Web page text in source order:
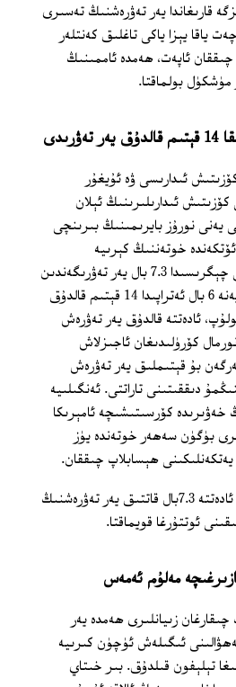
قارىغاندا يەر تەۋرەشنىڭ تەسىرى
ياقا يېزا ياكى تاغلىق كەنتلەر
ئاپەت، ھەمدە ئاممىنىڭ
بولماقتا.
ئىدارىسى ۋە ئۇيغۇر
ئىدارىلىرىنىڭ ئېلان
3 - ئاينىڭ 21 - كۈنى يەنى نورۇز بايرىمىنىڭ بىرىنچى
33 مىنۇت ئۆتكەندە خوتەننىڭ كېرىيە
ناھىيىسى بىلەن چىرا ناھىيىسى چېگرىسىدا 7.3 بال يەر تەۋرىگەندىن
كېيىن سائەت سەككىزگە قەدەر يەنە 6 بال ئەتراپىدا 14 قېتىم قالدۇق
ئادەتتە قالدۇق يەر تەۋرەش
كۆرۈلىدىغان ئاجىزلاش
بۇ قېتىملىق يەر تەۋرەش
دىققىتىنى تاراتتى. ئەنگىلىيە
كۆرسىتىشىچە ئامېرىكا
بۈگۈن سەھەر خوتەندە يۈز
يەر تەۋرەش مۇتەخەسسىسلىرى ئادەتتە 7.3بال قاتتىق يەر تەۋرەشنىڭ
ئوتتۇرغا قويماقتا.
مەلۇم ئەمەس
زىيانلىرى ھەمدە يەر
ئىگىلەش ئۈچۈن كىرىيە
تېلېفون قىلدۇق. بىر خىتاي